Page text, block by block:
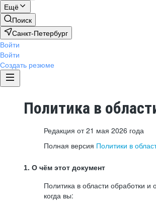
Ещё
Поиск
Санкт-Петербург
Войти
Войти
Создать резюме
Политика в
Редакция от 21 мая 2026 года
Полная версия Политики в
1. О чём этот документ
Политика в области обработки
когда вы: